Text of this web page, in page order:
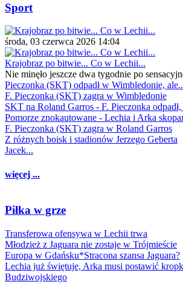
Sport
środa, 03 czerwca 2026 14:04
Krajobraz po bitwie... Co w Lechii...
Nie minęło jeszcze dwa tygodnie po
Pieczonka (SKT) odpadł w Wimbledonie,
F. Pieczonka (SKT) zagra w Wimbledonie
SKT na Roland Garros - F. Pieczonka odpadł,
Pomorze znokautowane - Lechia i Arka
F. Pieczonka (SKT) zagra w Roland Garros
Z różnych boisk i stadionów Jerzego Geberta
Jacek...
więcej ...
Piłka w grze
Transferowa ofensywa w Lechii trwa
Młodzież z Jaguara nie zostaje w Trójmieście
Europa w Gdańsku*Stracona szansa Jaguara?
Lechia już świętuje, Arka musi postawić
Budziwojskiego